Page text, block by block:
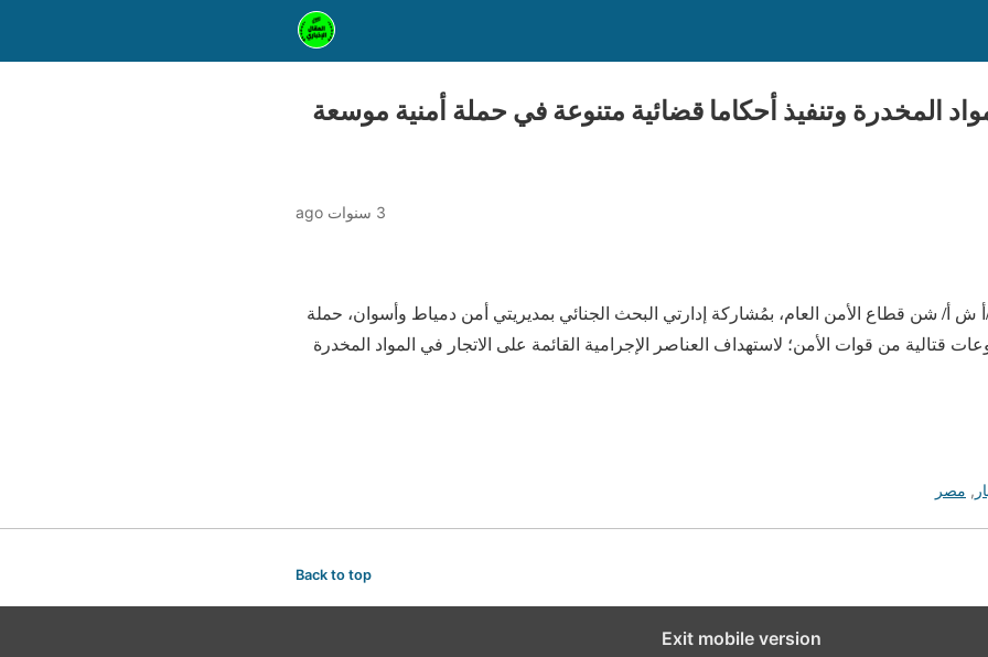
المخدرة وتنفيذ أحكاما قضائية متنوعة في حملة أمنية موسعة
3 سنوات ago
أسوان في 22 يناير /أ ش أ/ شن قطاع الأمن العام، بمُشاركة إدارتي البحث الجنائي بمديريتي أمن دمياط وأسوان، حملة
قتالية من قوات الأمن؛ لاستهداف العناصر الإجرامية القائمة على الاتجار في المواد المخدرة
, مصر
Back to top
Exit mobile version